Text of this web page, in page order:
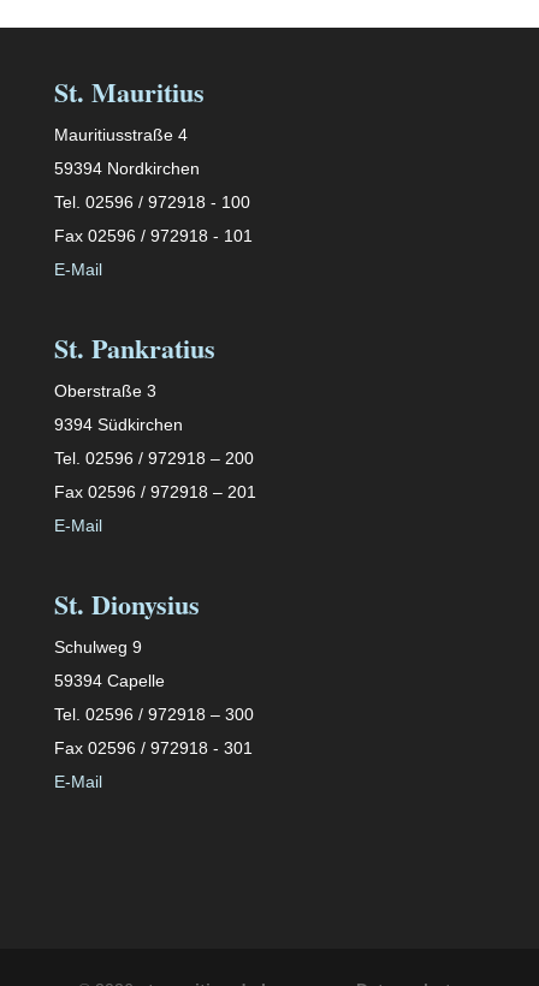
St. Mauritius
Mauritiusstraße 4
59394 Nordkirchen
Tel. 02596 / 972918 - 100
Fax 02596 / 972918 - 101
E-Mail
St. Pankratius
Oberstraße 3
9394 Südkirchen
Tel. 02596 / 972918 – 200
Fax 02596 / 972918 – 201
E-Mail
St. Dionysius
Schulweg 9
59394 Capelle
Tel. 02596 / 972918 – 300
Fax 02596 / 972918 - 301
E-Mail